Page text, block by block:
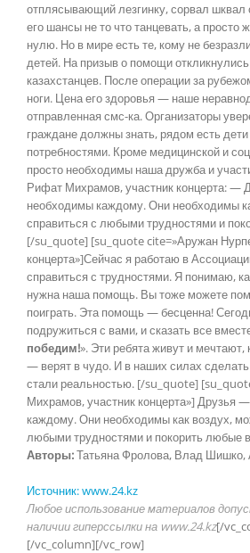
отплясывающий лезгинку, сорвал шквал
его шансы не то что танцевать, а просто
нулю. Но в мире есть те, кому не
детей. На призыв о помощи
казахстанцев. После операции за
ноги. Цена его здоровья — наше
отправленная смс-ка. Организаторы
граждане должны знать, рядом есть
потребностями. Кроме медицинской и
просто необходимы наша дружба и
Рифат Михрамов, участник концерта: —
необходимы каждому. Они необходимы
справиться с любыми трудностями и
[/su_quote] [su_quote cite=»Аружан
концерта»]Сейчас я работаю в
справиться с трудностями. Я понимаю,
нужна наша помощь. Вы тоже можете
поиграть. Эта помощь — бесценна!
подружиться с вами, и сказать все
победим!». Эти ребята живут и
— верят в чудо. И в наших силах
стали реальностью. [/su_quote]
Михрамов, участник концерта»] Друзья
каждому. Они необходимы как воздух,
любыми трудностями и покорить любые
Авторы:Татьяна Фролова, Влад
Источник: www.24.kz
Любое использование материалов
наличии гиперссылки на www.24.kz[/
[/vc_column][/vc_row]